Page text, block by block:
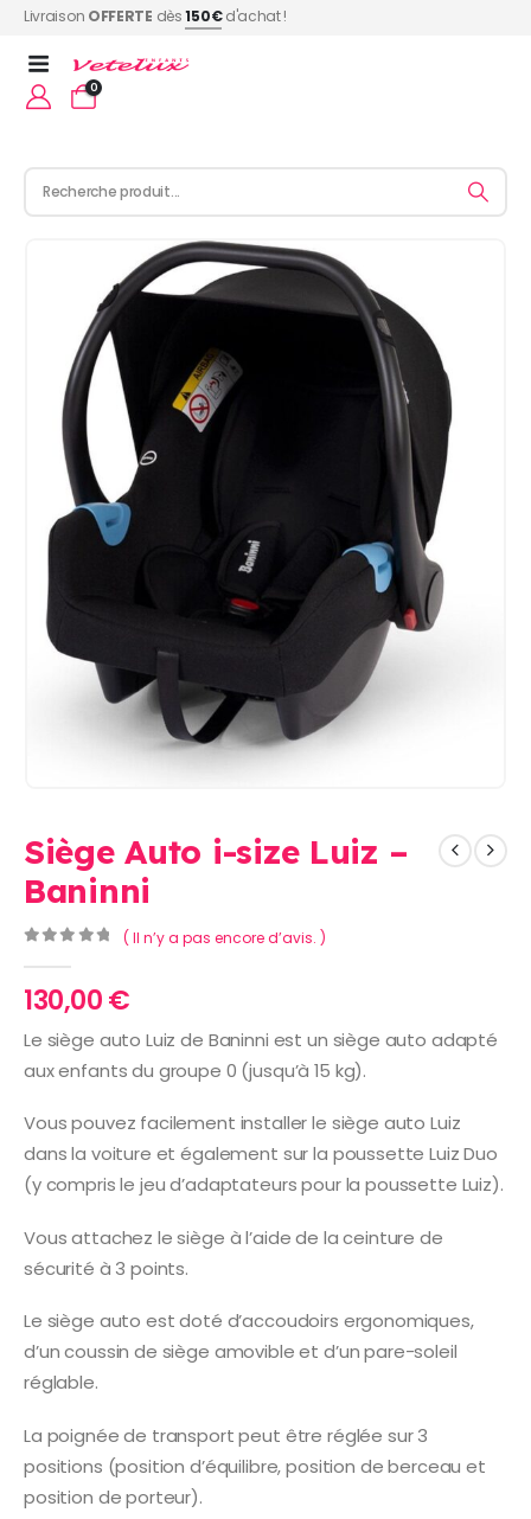
Livraison OFFERTE dès150€d'achat !
0
Siège Auto i-size Luiz –
Baninni
( Il n’y a pas encore d’avis. )
130,00€
Le siège auto Luiz de Baninni est un siège auto adapté
aux enfants du groupe 0 (jusqu’à 15 kg).
Vous pouvez facilement installer le siège auto Luiz
dans la voiture et également sur la poussette Luiz Duo
(y compris le jeu d’adaptateurs pour la poussette Luiz).
Vous attachez le siège à l’aide de la ceinture de
sécurité à 3 points.
Le siège auto est doté d’accoudoirs ergonomiques,
d’un coussin de siège amovible et d’un pare-soleil
réglable.
La poignée de transport peut être réglée sur 3
positions (position d’équilibre, position de berceau et
position de porteur).